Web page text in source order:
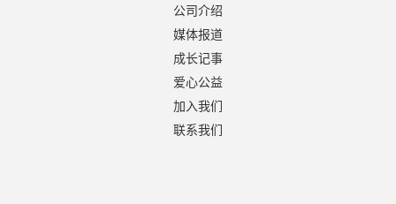
公司介绍
媒体报道
成长记事
爱心公益
加入我们
联系我们